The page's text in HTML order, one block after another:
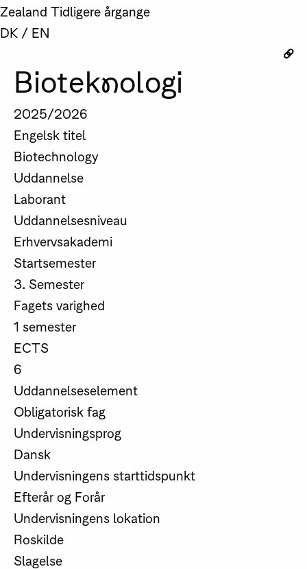
Zealand Tidligere årgange
DK / EN
Bioteknologi
2025/2026
Engelsk titel
Biotechnology
Uddannelse
Laborant
Uddannelsesniveau
Erhvervsakademi
Startsemester
3. Semester
Fagets varighed
1 semester
ECTS
6
Uddannelseselement
Obligatorisk fag
Undervisningsprog
Dansk
Undervisningens starttidspunkt
Efterår og Forår
Undervisningens lokation
Roskilde
Slagelse